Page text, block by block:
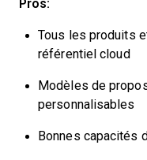
Pros:
Tous les produits
référentiel cloud
Modèles de
personnalisables
Bonnes capacités